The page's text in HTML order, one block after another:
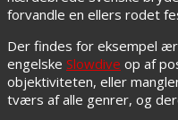
forvandle en ellers rodet
Der findes for eksempel
engelske Slowdive op af
objektiviteten, eller
tværs af alle genrer, og